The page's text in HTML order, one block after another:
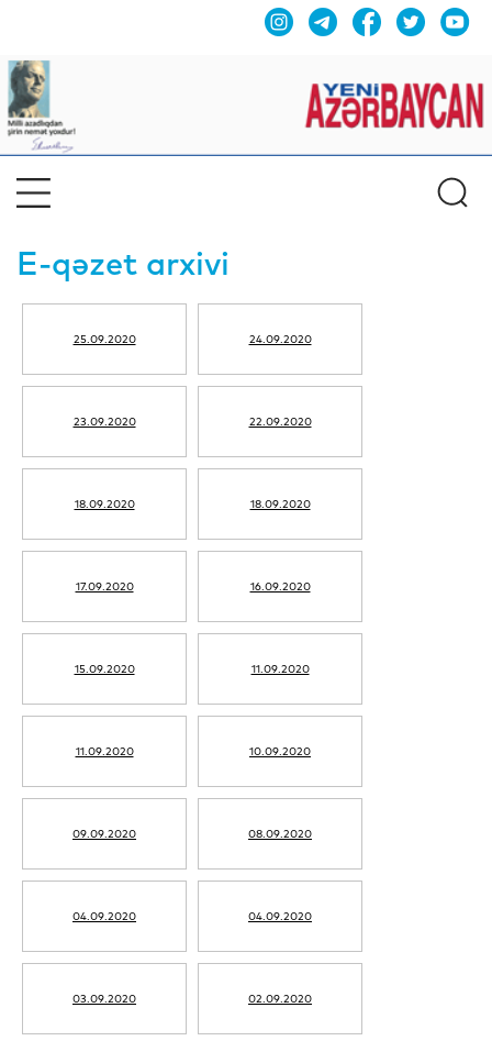
E-qəzet arxivi
25.09.2020 24.09.2020
23.09.2020 22.09.2020
18.09.2020 18.09.2020
17.09.2020 16.09.2020
15.09.2020 11.09.2020
11.09.2020 10.09.2020
09.09.2020 08.09.2020
04.09.2020 04.09.2020
03.09.2020 02.09.2020